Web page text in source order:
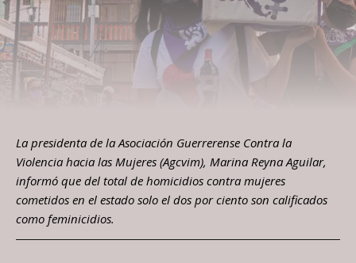
La presidenta de la Asociación Guerrerense Contra la
Violencia hacia las Mujeres (Agcvim), Marina Reyna Aguilar,
informó que del total de homicidios contra mujeres
cometidos en el estado solo el dos por ciento son calificados
como feminicidios.